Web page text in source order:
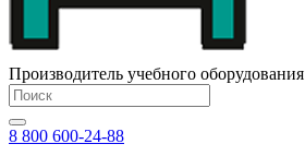
Производитель учебного оборудования
8 800 600-24-88